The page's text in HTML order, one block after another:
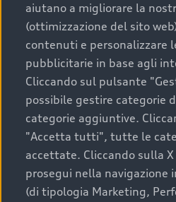
La qualità di
un’auto usata
Scegliere un’auto usata è una
convenienza, affidabilità e
acquisto sicuro, è essenziale
determinanti come la garanzia
marchio. Audi offre l’auto
Prima Scelta :plus
aiutano a migliorare la
(ottimizzazione del sito
contenuti e personalizzare
pubblicitarie in base agli
Cliccando sul pulsante
possibile gestire categorie
categorie aggiuntive.
"Accetta tutti", tutte le
accettate. Cliccando sulla
prosegui nella navigazione
(di tipologia Marketing,